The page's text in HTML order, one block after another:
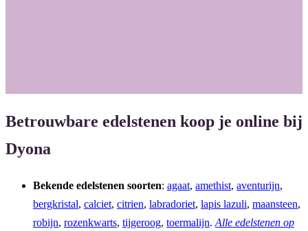
Betrouwbare edelstenen koop je online bij
Dyona
Bekende edelstenen soorten: agaat, amethist, aventurijn,
bergkristal, calciet, citrien, labradoriet, lapis lazuli, maansteen,
robijn, rozenkwarts, tijgeroog, toermalijn. Alle edelstenen op